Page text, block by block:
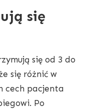
się
się od 3 do
się różnić w
cech pacjenta
Po